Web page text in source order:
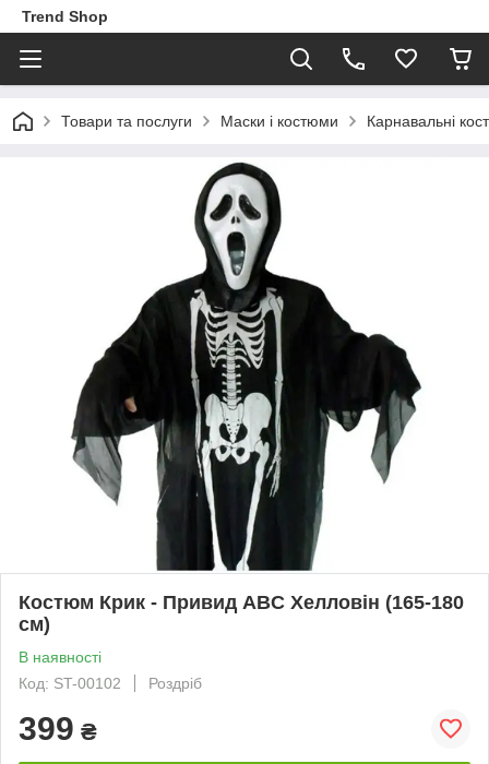
Trend Shop
Товари та послуги Маски і костюми Карнавальні
Костюм Крик - Привид ABC Хелловін (165-180
см)
В наявності
Код: ST-00102
Роздріб
399 ₴